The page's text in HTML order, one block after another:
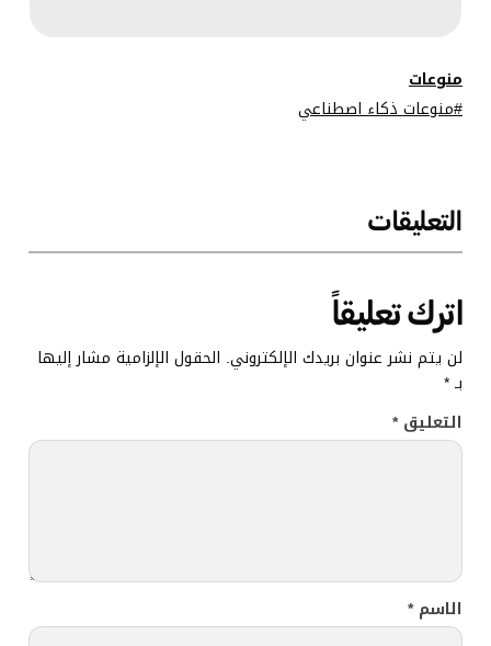
منوعات
منوعات ذكاء اصطناعي
التعليقات
اترك تعليقاً
لن يتم نشر عنوان بريدك الإلكتروني. الحقول الإلزامية مشار إليها
بـ*
التعليق*
الاسم*